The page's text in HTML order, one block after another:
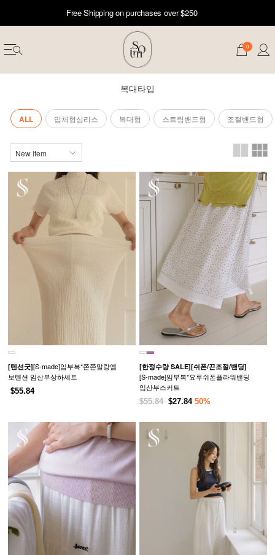
Free Shipping on purchases over $250
0
복대타입
ALL 입체형심리스 복대형 스트링밴드형 조절밴드형
[텐션굿][S-made]임부복*쫀쫀말랑엠
보텐션 임산부상하세트
$55.84
[한정수량 SALE][쉬폰/끈조절/밴딩]
[S-made]임부복*요루쉬폰플라워밴딩
임산부스커트
$55.84 $27.84 50%